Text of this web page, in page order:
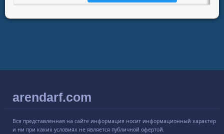
arendarf.com
Вся представленная на сайте информация носит информационный характер
и ни при каких условиях не является публичной офертой.